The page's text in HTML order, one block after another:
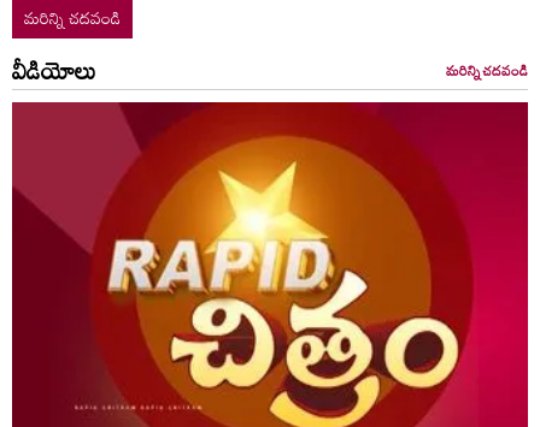
మరిన్ని చదవండి
వీడియోలు మరిన్ని చదవండి